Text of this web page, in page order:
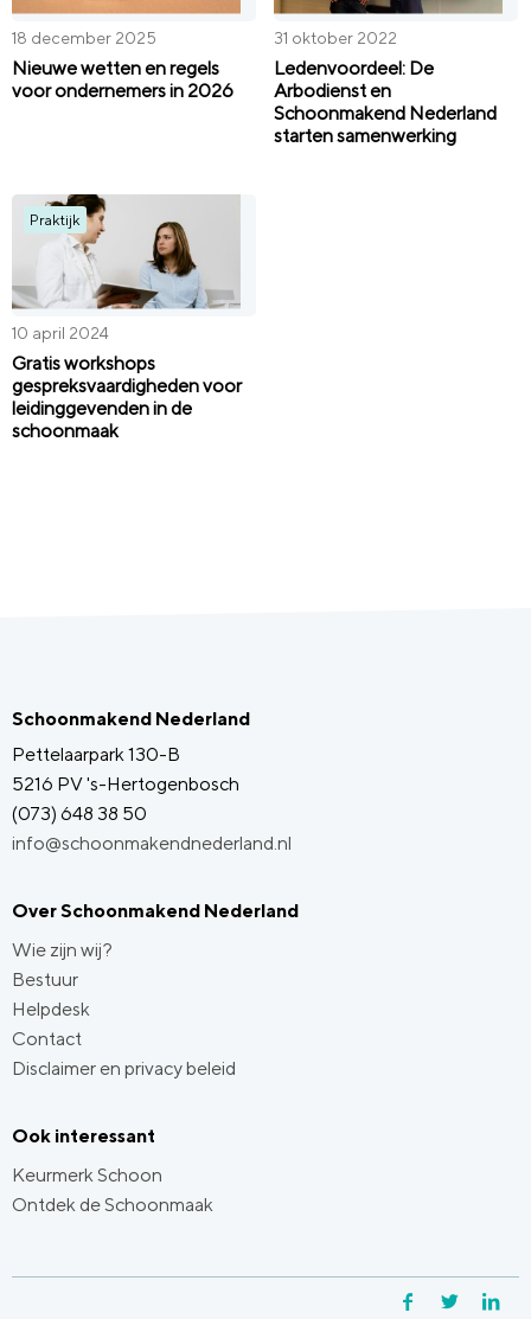
18 december 2025
Nieuwe wetten en regels
voor ondernemers in 2026
31 oktober 2022
Ledenvoordeel: De
Arbodienst en
Schoonmakend Nederland
starten samenwerking
Praktijk
10 april 2024
Gratis workshops
gespreksvaardigheden voor
leidinggevenden in de
schoonmaak
Schoonmakend Nederland
Pettelaarpark 130-B
5216 PV 's-Hertogenbosch
(073) 648 38 50
info@schoonmakendnederland.nl
Over Schoonmakend Nederland
Wie zijn wij?
Bestuur
Helpdesk
Contact
Disclaimer en privacy beleid
Ook interessant
Keurmerk Schoon
Ontdek de Schoonmaak
Facebook
Twitter